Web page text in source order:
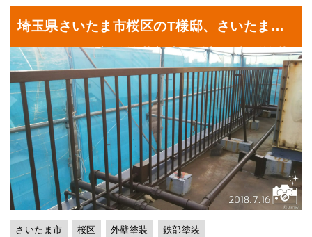
埼玉県さいたま市桜区のT様邸、さいたま市
見沼区工場 部分塗装養生、鉄部仕上げ塗装
さいたま市 桜区 外壁塗装 鉄部塗装